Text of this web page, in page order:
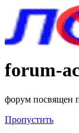
forum-
форум посвящен
Пропустить